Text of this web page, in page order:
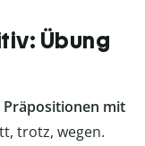
Übung
Präpositionen mit
trotz, wegen.